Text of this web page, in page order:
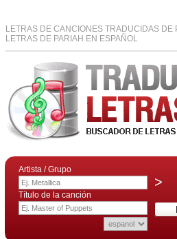
LETRAS DE CANCIONES TRADUCIDAS DE
LETRAS DE PARIAH EN ESPAÑOL
Artista / Grupo
>
Título de la canción